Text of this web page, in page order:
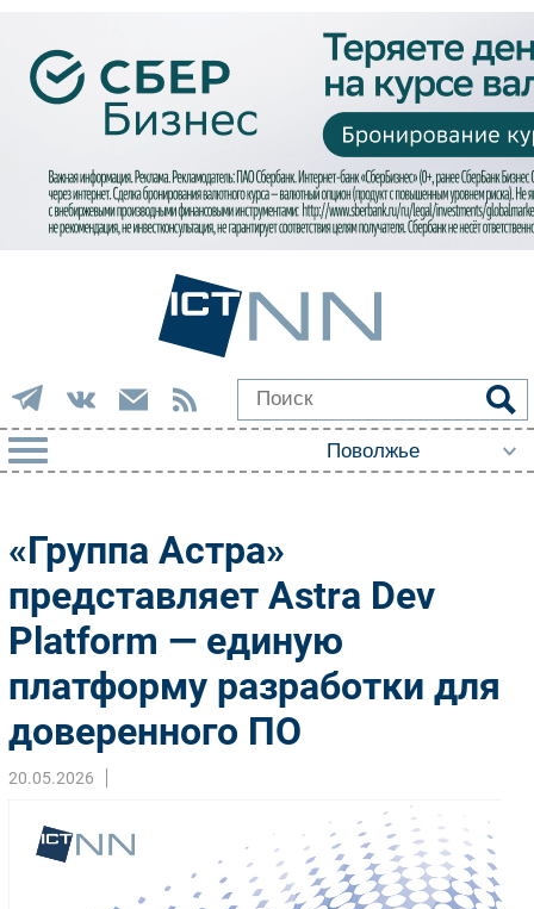
Импорто­замещение
Автоматизация Промышленности
Интернет
Фиксированная связь
Интеграция
Рынок ПК
Торговые сети
Оборудование
«Группа Астра»
представляет Astra Dev
Platform — единую
платформу разработки для
доверенного ПО
20.05.2026